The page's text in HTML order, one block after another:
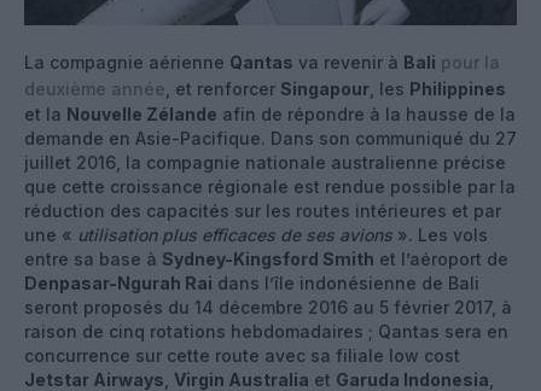
La compagnie aérienne Qantas va revenir à Bali pour la
deuxième année , et renforcer Singapour , les Philippines
et la Nouvelle Zélande afin de répondre à la hausse de la
demande en Asie-Pacifique. Dans son communiqué du 27
juillet 2016, la compagnie nationale australienne précise
que cette croissance régionale est rendue possible par la
réduction des capacités sur les routes intérieures et par
une « utilisation plus efficaces de ses avions ». Les vols
entre sa base à Sydney-Kingsford Smith et l’aéroport de
Denpasar-Ngurah Rai dans l’île indonésienne de Bali
seront proposés du 14 décembre 2016 au 5 février 2017, à
raison de cinq rotations hebdomadaires ; Qantas sera en
concurrence sur cette route avec sa filiale low cost
Jetstar Airways Virgin Australia et Garuda Indonesia